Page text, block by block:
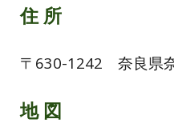
住 所
〒630-1242奈良県
地 図